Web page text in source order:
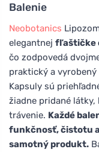
Balenie
Neobotanics
elegantnej fľaštičke
čo zodpovedá
praktický a
Kapsuly sú
žiadne pridané
trávenie. Každé
funkčnosť, čistotu
samotný produkt.